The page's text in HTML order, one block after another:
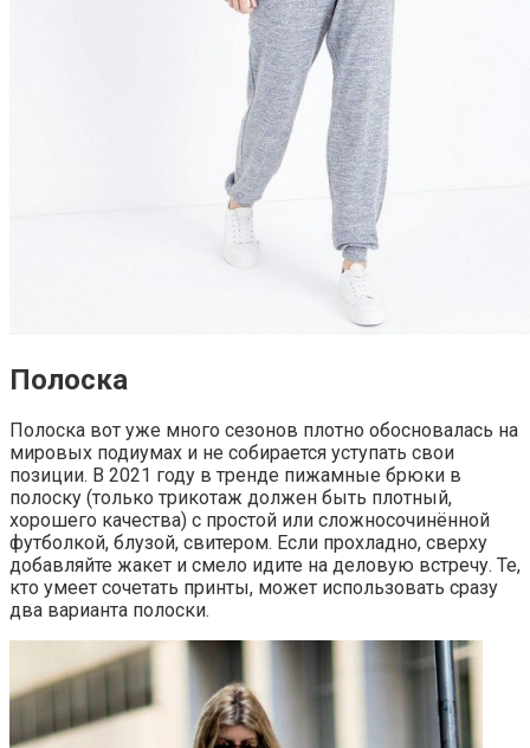
Полоска
Полоска вот уже много сезонов плотно обосновалась на
мировых подиумах и не собирается уступать свои
позиции. В 2021 году в тренде пижамные брюки в
полоску (только трикотаж должен быть плотный,
хорошего качества) с простой или сложносочинённой
футболкой, блузой, свитером. Если прохладно, сверху
добавляйте жакет и смело идите на деловую встречу. Те,
кто умеет сочетать принты, может использовать сразу
два варианта полоски.